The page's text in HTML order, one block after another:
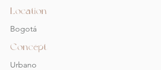
Location
Bogotá
Concept
Urbano